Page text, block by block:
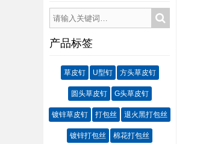
产品标签
草皮钉 U型钉 方头草皮钉
圆头草皮钉 G头草皮钉
镀锌草皮钉 打包丝 退火黑打包丝
镀锌打包丝 棉花打包丝